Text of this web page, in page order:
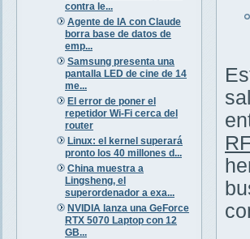
contra le...
Agente de IA con Claude
borra base de datos de
emp...
Samsung presenta una
pantalla LED de cine de 14
me...
El error de poner el
repetidor Wi-Fi cerca del
router
Linux: el kernel superará
pronto los 40 millones d...
China muestra a
Lingsheng, el
superordenador a exa...
NVIDIA lanza una GeForce
RTX 5070 Laptop con 12
GB...